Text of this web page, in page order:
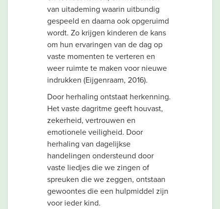
van uitademing waarin uitbundig
gespeeld en daarna ook opgeruimd
wordt. Zo krijgen kinderen de kans
om hun ervaringen van de dag op
vaste momenten te verteren en
weer ruimte te maken voor nieuwe
indrukken (Eijgenraam, 2016).
Door herhaling ontstaat herkenning.
Het vaste dagritme geeft houvast,
zekerheid, vertrouwen en
emotionele veiligheid. Door
herhaling van dagelijkse
handelingen ondersteund door
vaste liedjes die we zingen of
spreuken die we zeggen, ontstaan
gewoontes die een hulpmiddel zijn
voor ieder kind.